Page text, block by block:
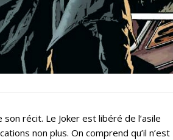
récit. Le Joker est libéré de l’asile
non plus. On comprend qu’il n’est